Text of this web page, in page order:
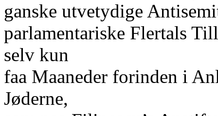
ganske utvetydige
parlamentariske Flertals
selv kun
faa Maaneder forinden i
Jøderne,